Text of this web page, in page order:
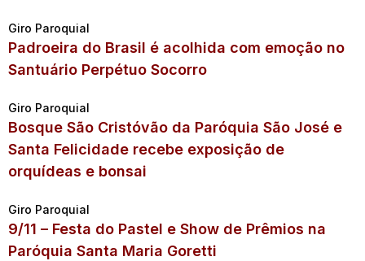
Giro Paroquial
Padroeira do Brasil é acolhida com emoção no
Santuário Perpétuo Socorro
Giro Paroquial
Bosque São Cristóvão da Paróquia São José e
Santa Felicidade recebe exposição de
orquídeas e bonsai
Giro Paroquial
9/11 – Festa do Pastel e Show de Prêmios na
Paróquia Santa Maria Goretti